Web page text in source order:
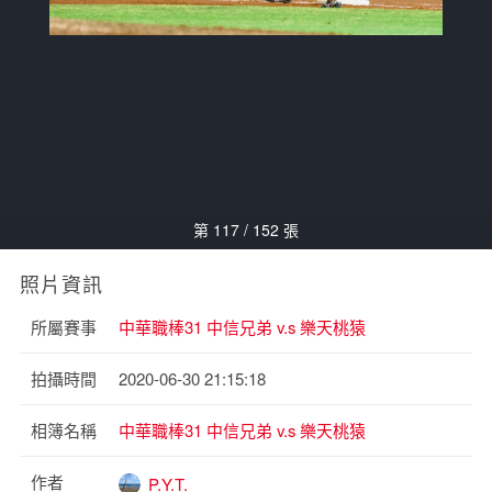
第 117 / 152 張
照片資訊
所屬賽事 中華職棒31 中信兄弟 v.s 樂天桃猿
拍攝時間 2020-06-30 21:15:18
相簿名稱 中華職棒31 中信兄弟 v.s 樂天桃猿
作者 P.Y.T.